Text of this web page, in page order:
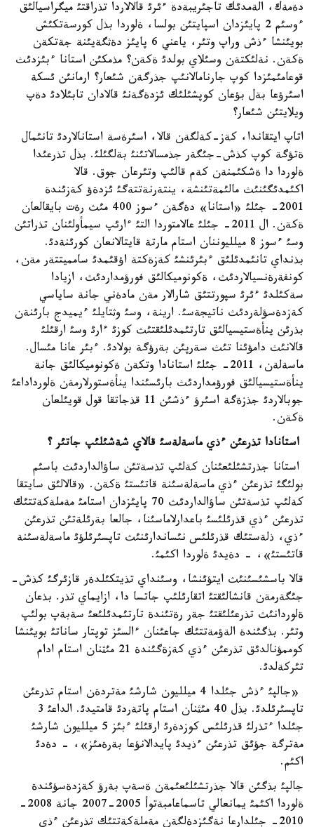
دةمةك، الةمدئك تاجئريبةدة ءئرئ قالالاردا تذراقتئ ميگراسيالئق
ءوسئم 2 پايئزدان اسپايتئن بولسا، ةلوردا بذل كورسةتكئش
بويئنشا ءذش وراپ وتئر، ياعني 6 پايئز دةثگةيئنة جةتكةن
ةكةن. نةلئكتةن وسئلاي بولدئ ةكةن؟ مذمكئن استانا ءبئزدئث
قوعامئمئزدا كوپ جارنامالانئپ جذرگةن شئعار؟ ارمانئن ئسكة
اسئرؤعا بةل بؤعان كوپشئلئك ئزدةگةنئ قالادان تابئلادئ دةپ
ويلايتئن شئعار؟
اتاپ ايتقاندا، كةز-كةلگةن قالا، اسئرةسة استانالاردئ تانئمال
ةتؤگة كوپ كذش-جئگةر جذمسالاتئنئ بةلگئلئ. بذل تذرعئدا
ةلوردا دا ةشكئمنةن كةم قالئپ وتئرعان جوق. قالا
اكئمدئگئنئث مالئمةتئنشة، ينتةرنةتتةگئ ئزدةؤ كةزئندة
2001- جئلئ «استانا» دةگةن ءسوز 400 مئث رةت بايقالعان
ةكةن. ال 2011- جئلئ عالامتوردا التئ ءارئپ سيمأولئنان تذراتئن
وسئ ءسوز 8 ميلليوننان استام مارتة قايتالانعان كورئنةدئ.
بذنداي تانئمدئلئق ءبئرئنشئ كةزةكتة اؤقئمدئ سامميتتةر مةن،
كونفةرةنسيالاردئث، ةكونوميكالئق فورؤمداردئث، ازيادا
سةكئلدئ ءئرئ سپورتتئق شارالار مةن مادةني جانة ساياسي
كةزدةسؤلةردئث ناتيجةسئ. ارينة، وسئ وثتايلئ ءيميدج بارئنةن
بذرئن ينأةستيسيالئق تارتئمدئلئقتئث كوزئ ءارئ وسئ ارقئلئ
قالانئث دامؤئنا تئث سةرپئن بةرؤگة بولادئ. ءبئر عانا مئسال.
ماسةلةن، 2011- جئلئ استانادا وتكةن ةكونوميكالئق جانة
ينأةستيسيالئق فورؤمداردئث بارئسئندا ينأةستورلارمةن ةلورداداعئ
جوبالاردئ جذزةگة اسئرؤ ءذشئن 11 قذجاتقا قول قويئلعان
ةكةن.
استانادا تذرعئن ءذي ماسةلةسئ قالاي شةشئلئپ جاتئر ؟
استانا جذرتشئلئعئنان كةلئپ تذسةتئن ساؤالداردئث باسئم
بولئگئ تذرعئن ءذي ماسةلةسئنة قاتئستئ ةكةن. «قالالئق سايتقا
كةلئپ تذسةتئن ساؤالداردئث 70 پايئزدان استامئ مةملةكةتتئك
تذرعئن ءذي قذرئلئسئ باعدارلاماسئنا، جالعا بةرئلةتئن تذرعئن
ءذي، ذلةستئك قذرئلئس نئساندارئنئث تاپسئرئلؤئ ماسةلةسئنة
قاتئستئ»، - دةيدئ ةلوردا اكئمئ.
قالا باسشئسئنئث ايتؤئنشا، وسئنداي تذيتكئلدةر قازئرگئ كذش-
جئگةرمةن قانشالئقتئ اتقارئلئپ جاتسا دا، ازايماي تذر. بذعان
ةلوردانئث تذرعئلئقتئ جةر رةتئندة تارتئمدئلئعئ سةبةپ بولئپ
وتئر. بذگئندة الةؤمةتتئك جاعئنان ءالسئز توپتار ساناتئ بويئنشا
كوممؤنالدئق تذرعئن ءذي كةزةگئندة 21 مئثنان استام ادام
تئركةلدئ.
«جالپئ ءذش جئلدا 4 ميلليون شارشئ مةتردةن استام تذرعئن
تاپسئرئلدئ. بذل 40 مئثنان استام پاتةردئ قامتيدئ. الداعئ 3
جئلدا ءتذرلئ قذرئلئس كوزدةرئ ارقئلئ ءبئز 5 ميلليون شارشئ
مةترگة جؤئق تذرعئن ءذيدئ پايدالانؤعا بةرةمئز»، - دةدئ
اكئم.
جالپئ بذگئن قالا جذرتشئلئعئمةن ةسةپ بةرؤ كةزدةسؤئندة
ةلوردا اكئمئ يمانعالي تاسماعامبةتوأ 2005-2007 جانة 2008-
2010- جئلدارعا نةگئزدةلگةن مةملةكةتتئك تذرعئن ءذي